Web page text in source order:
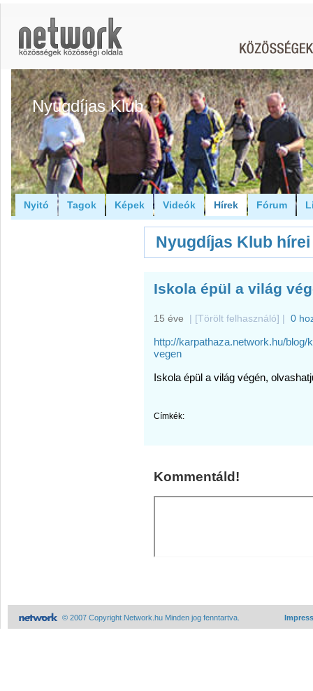
Nyugdíjas Klub
Nyitó Tagok Képek Videók Hírek Fórum
Nyugdíjas Klub hírei
Iskola épül a világ
15 éve | [Törölt felhasználó] | 0
http://karpathaza.network.hu/
vegen
Iskola épül a világ végén,
Címkék:
Kommentáld!
© 2007 Copyright Network.hu Minden jog fenntartva.